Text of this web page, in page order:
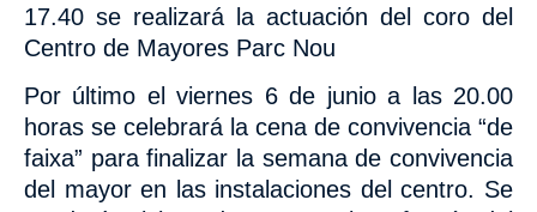
17.40 se realizará la actuación del coro del
Centro de Mayores Parc Nou
Por último el viernes 6 de junio a las 20.00
horas se celebrará la cena de convivencia “de
faixa” para finalizar la semana de convivencia
del mayor en las instalaciones del centro. Se